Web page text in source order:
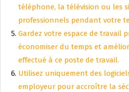
téléphone, la télévision ou les
professionnels pendant votre
Gardez votre espace de travail
économiser du temps et
effectué à ce poste de travail.
Utilisez uniquement des
employeur pour accroître la